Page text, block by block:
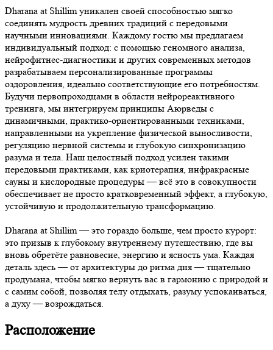
Dharana at Shillim уникален своей способностью мягко
соединять мудрость древних традиций с передовыми
научными инновациями. Каждому гостю мы предлагаем
индивидуальный подход: с помощью геномного анализа,
нейрофитнес-диагностики и других современных методов
разрабатываем персонализированные программы
оздоровления, идеально соответствующие его потребностям.
Будучи первопроходцами в области нейрореактивного
тренинга, мы интегрируем принципы Аюрведы с
динамичными, практико-ориентированными техниками,
направленными на укрепление физической выносливости,
регуляцию нервной системы и глубокую синхронизацию
разума и тела. Наш целостный подход усилен такими
передовыми практиками, как криотерапия, инфракрасные
сауны и кислородные процедуры — всё это в совокупности
обеспечивает не просто кратковременный эффект, а глубокую,
устойчивую и продолжительную трансформацию.
Dharana at Shillim — это гораздо больше, чем просто курорт:
это призыв к глубокому внутреннему путешествию, где вы
вновь обретёте равновесие, энергию и ясность ума. Каждая
деталь здесь — от архитектуры до ритма дня — тщательно
продумана, чтобы мягко вернуть вас в гармонию с природой и
с самим собой, позволяя телу отдыхать, разуму успокаиваться,
а духу — возрождаться.
Расположение